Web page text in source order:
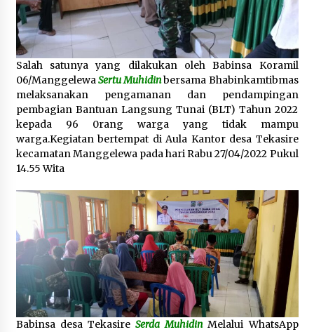
1 bulan ago
SATRESNARKOBA POLRES DOMPU AMANKAN
TERDUGA PELAKU NARKOTIKA DI KECAMATAN
KEMPO, BELASAN PAKET DIDUGA SABU DISITA
1 bulan ago
Salah satunya yang dilakukan oleh Babinsa Koramil
06/Manggelewa Sertu Muhidinbersama Bhabinkamtibmas
melaksanakan pengamanan dan pendampingan
pembagian Bantuan Langsung Tunai (BLT) Tahun 2022
kepada 96 0rang warga yang tidak mampu
warga.Kegiatan bertempat di Aula Kantor desa Tekasire
kecamatan Manggelewa pada hari Rabu 27/04/2022 Pukul
14.55 Wita
Babinsa desa Tekasire Serda MuhidinMelalui WhatsApp